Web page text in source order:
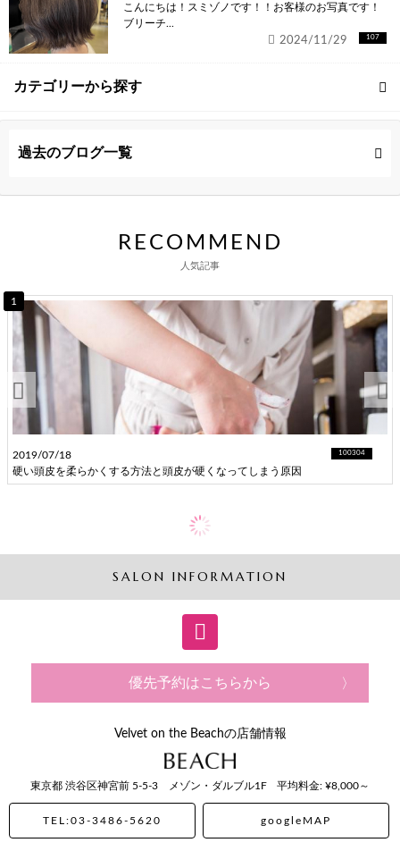
こんにちは！スミゾノです！！お客様のお写真です！
ブリーチ...
107
2024/11/29
カテゴリーから探す
過去のブログ一覧
RECOMMEND
人気記事
1
2019/07/18 100304
硬い頭皮を柔らかくする方法と頭皮が硬くなってしまう原因
SALON INFORMATION
優先予約はこちらから
Velvet on the Beachの店舗情報
東京都 渋谷区神宮前 5-5-3 メゾン・ダルブル1F 平均料金: ¥8,000～
TEL:03-3486-5620 googleMAP